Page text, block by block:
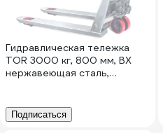
Гидравлическая тележка
TOR 3000 кг, 800 мм, BX
нержавеющая сталь,
Подписаться